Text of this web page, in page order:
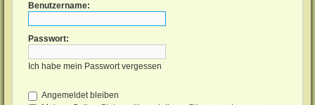
Benutzername:
Passwort:
Ich habe mein Passwort vergessen
Angemeldet bleiben